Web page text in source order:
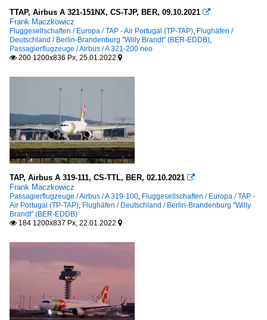
TTAP, Airbus A 321-151NX, CS-TJP, BER, 09.10.2021 
Frank Maczkowicz
Fluggesellschaften / Europa / TAP - Air Portugal (TP-TAP) Flughäfen /
Deutschland / Berlin-Brandenburg "Willy Brandt" (BER-EDDB)
Passagierflugzeuge / Airbus / A 321-200 neo
 200 1200x836 Px, 25.01.2022 
TAP, Airbus A 319-111, CS-TTL, BER, 02.10.2021 
Frank Maczkowicz
Passagierflugzeuge / Airbus / A 319-100 Fluggesellschaften / Europa / TAP -
Air Portugal (TP-TAP) Flughäfen / Deutschland / Berlin-Brandenburg "Willy
Brandt" (BER-EDDB)
 184 1200x837 Px, 22.01.2022 